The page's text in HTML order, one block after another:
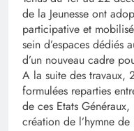
de la Jeunesse ont
participative et
sein d’espaces
d’un nouveau cadre
A la suite des travaux,
formulées reparties
de ces Etats
création de l’hymne